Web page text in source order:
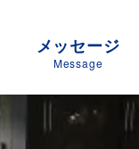
メッセージ
Message